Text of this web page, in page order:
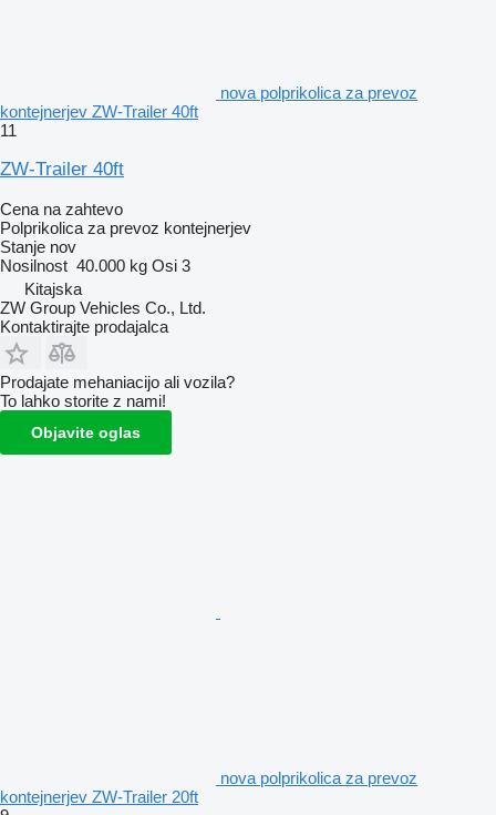
nova polprikolica za prevoz
kontejnerjev ZW-Trailer 40ft
11
ZW-Trailer 40ft
Cena na zahtevo
Polprikolica za prevoz kontejnerjev
Stanje nov
Nosilnost 40.000 kg Osi 3
Kitajska
ZW Group Vehicles Co., Ltd.
Kontaktirajte prodajalca
Prodajate mehaniacijo ali vozila?
To lahko storite z nami!
Objavite oglas
nova polprikolica za prevoz
kontejnerjev ZW-Trailer 20ft